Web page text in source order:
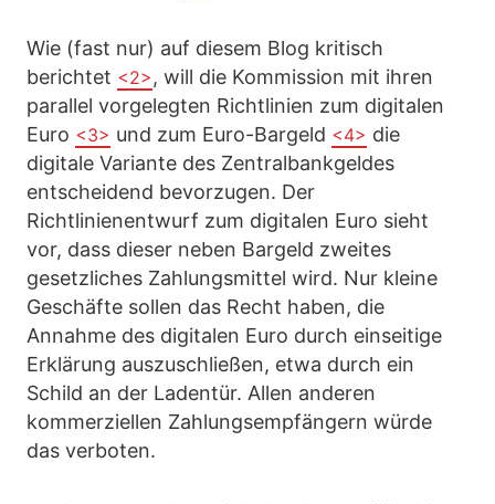
Wie (fast nur) auf diesem Blog kritisch
berichtet <2> , will die Kommission mit ihren
parallel vorgelegten Richtlinien zum digitalen
Euro <3> und zum Euro-Bargeld <4> die
digitale Variante des Zentralbankgeldes
entscheidend bevorzugen. Der
Richtlinienentwurf zum digitalen Euro sieht
vor, dass dieser neben Bargeld zweites
gesetzliches Zahlungsmittel wird. Nur kleine
Geschäfte sollen das Recht haben, die
Annahme des digitalen Euro durch einseitige
Erklärung auszuschließen, etwa durch ein
Schild an der Ladentür. Allen anderen
kommerziellen Zahlungsempfängern würde
das verboten.